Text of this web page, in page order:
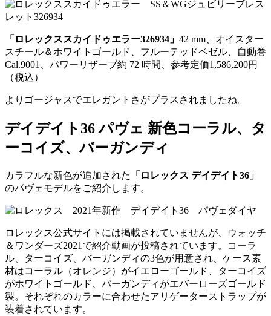
「ロレックススカイドゥエラー326934」 42 mm、オイスター
スチール＆ホワイトゴールド、フルーテッドベゼル、自動巻
Cal.9001、パワーリザーブ約 72 時間、参考定価1,586,200円
（税込）
よりゴージャスでエレガントさがプラスされましたね。
デイデイト36 パヴェ 新色コーラル、タ
ーコイズ、バーガンディ
カラフルな新色が追加された
「ロレックス デイデイト36」
のパヴェモデルをご紹介します。
ロレックス公式サイトには掲載されていませんが、ウォッチ
＆ワンダーズ2021で紹介動画が投稿されています。コーラ
ル、ターコイズ、バーガンディの3色が用意され、ケース素
材はコーラル（オレンジ）がイエローゴールド、ターコイズ
がホワイトゴールド、バーガンディがエバーローズゴールド
製。それぞれのカラーに合わせたアリゲーターストラップが
装着されています。